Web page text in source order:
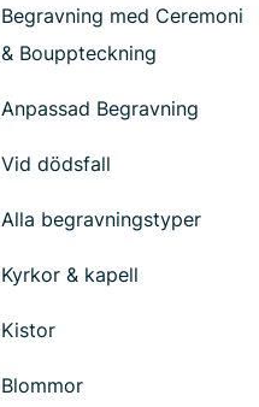
Begravning med Ceremoni
& Bouppteckning
Anpassad Begravning
Vid dödsfall
Alla begravningstyper
Kyrkor & kapell
Kistor
Blommor